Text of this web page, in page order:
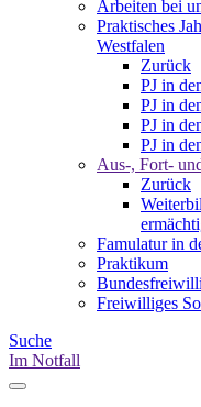
Arbeiten bei
Praktisches
Westfalen
Zurück
PJ in
PJ in
PJ in
PJ in
Aus-, Fort-
Zurück
Famulatur in
Praktikum
Freiwilliges
Suche
Im Notfall